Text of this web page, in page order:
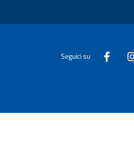
Seguici su